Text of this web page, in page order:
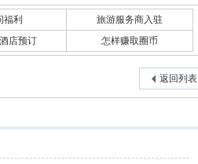
福利
旅游服务商入驻
店预订 怎样赚取圈币
返回列表